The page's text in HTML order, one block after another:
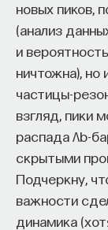
новых пиков,
(анализ
и
ничтожна), но
частицы-
взгляд, пики
распада Λb-
скрытыми
Подчеркну,
важности
динамика
644
почти все,
времени: о
о том, как они
о том, как
невероятные
открываются
объектам.
слышал, как
Сергей и